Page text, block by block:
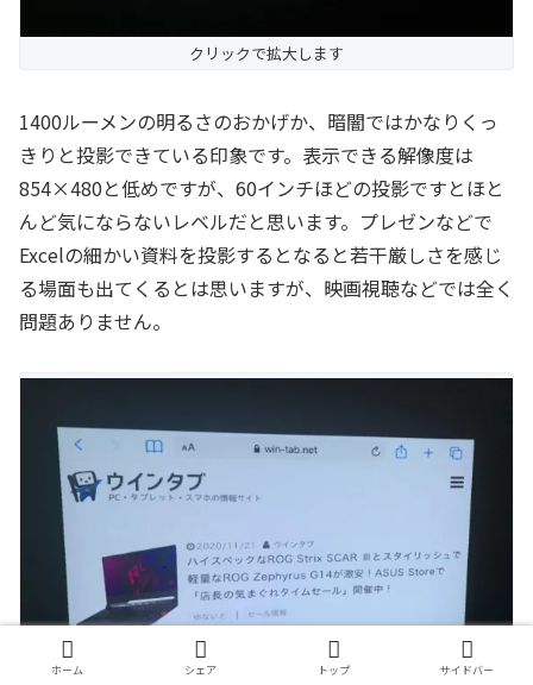
クリックで拡大します
1400ルーメンの明るさのおかげか、暗闇ではかなりくっ
きりと投影できている印象です。表示できる解像度は
854×480と低めですが、60インチほどの投影ですとほと
んど気にならないレベルだと思います。プレゼンなどで
Excelの細かい資料を投影するとなると若干厳しさを感じ
る場面も出てくるとは思いますが、映画視聴などでは全く
問題ありません。
ホーム シェア トップ サイドバー